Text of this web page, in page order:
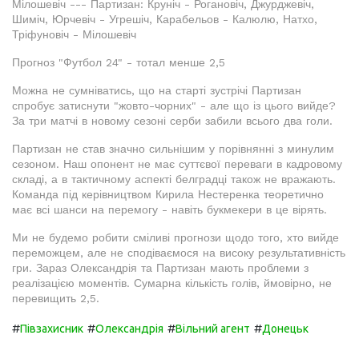
Мілошевіч --- Партизан: Круніч - Рогановіч, Джурджевіч,
Шиміч, Юрчевіч - Угрешіч, Карабельов - Калюлю, Натхо,
Тріфуновіч - Мілошевіч
Прогноз "Футбол 24" - тотал менше 2,5
Можна не сумніватись, що на старті зустрічі Партизан
спробує затиснути "жовто-чорних" - але що із цього вийде?
За три матчі в новому сезоні серби забили всього два голи.
Партизан не став значно сильнішим у порівнянні з минулим
сезоном. Наш опонент не має суттєвої переваги в кадровому
складі, а в тактичному аспекті белградці також не вражають.
Команда під керівництвом Кирила Нестеренка теоретично
має всі шанси на перемогу - навіть букмекери в це вірять.
Ми не будемо робити сміливі прогнози щодо того, хто вийде
переможцем, але не сподіваємося на високу результативність
гри. Зараз Олександрія та Партизан мають проблеми з
реалізацією моментів. Сумарна кількість голів, ймовірно, не
перевищить 2,5.
#Півзахисник #Олександрія #Вільний агент #Донецьк